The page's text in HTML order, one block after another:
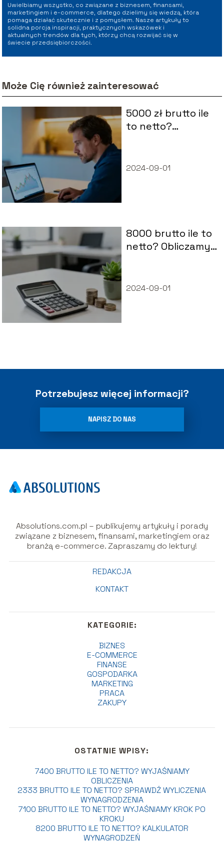
Uwielbiamy wszystko, co związane z biznesem, finansami,
marketingiem i e-commerce, dlatego dzielimy się wiedzą, która
pomaga działać skutecznie i z pomysłem. Nasze artykuły to
solidna porcja inspiracji, praktycznych wskazówek i
aktualnych trendów dla tych, którzy chcą rozwijać się w
świecie przedsiębiorczości.
Może Cię również zainteresować
5000 zł brutto ile
to netto?
2024-09-01
8000 brutto ile to
netto? Obliczamy
2024-09-01
Potrzebujesz więcej informacji?
NAPISZ DO NAS
Absolutions.com.pl – publikujemy artykuły i porady
związane z biznesem, finansami, marketingiem oraz
branżą e-commerce. Zapraszamy do lektury!
REDAKCJA
KONTAKT
KATEGORIE:
BIZNES
E-COMMERCE
FINANSE
GOSPODARKA
MARKETING
PRACA
ZAKUPY
OSTATNIE WPISY:
7400 BRUTTO ILE TO NETTO? WYJAŚNIAMY
OBLICZENIA
2333 BRUTTO ILE TO NETTO? SPRAWDŹ WYLICZENIA
WYNAGRODZENIA
7100 BRUTTO ILE TO NETTO? WYJAŚNIAMY KROK PO
KROKU
8200 BRUTTO ILE TO NETTO? KALKULATOR
WYNAGRODZEŃ